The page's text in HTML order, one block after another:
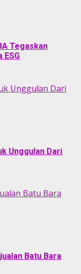
Tegaskan
ESG
Unggulan Dari
Unggulan Dari
Batu Bara
Batu Bara